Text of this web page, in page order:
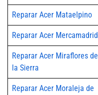
Reparar Acer Mataelpino
Reparar Acer Mercamadrid
Reparar Acer Miraflores de
la Sierra
Reparar Acer Moraleja de